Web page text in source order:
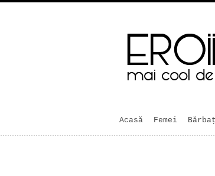
Acasă Femei